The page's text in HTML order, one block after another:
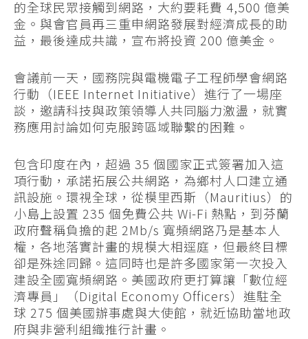
的全球民眾接觸到網路，大約要耗費 4,500 億美
金。與會官員再三重申網路發展對經濟成長的助
益，最後達成共識，宣布將投資 200 億美金。
會議前一天，國務院與電機電子工程師學會網路
行動（IEEE Internet Initiative）進行了一場座
談，邀請科技與政策領導人共同腦力激盪，就實
務應用討論如何克服跨區域聯繫的困難。
包含印度在內，超過 35 個國家正式簽署加入這
項行動，承諾拓展公共網路，為鄉村人口建立通
訊設施。環視全球，從模里西斯（Mauritius）的
小島上設置 235 個免費公共 Wi-Fi 熱點，到芬蘭
政府聲稱負擔的起 2Mb/s 寬頻網路乃是基本人
權，各地落實計畫的規模大相逕庭，但最終目標
卻是殊途同歸。這同時也是許多國家第一次投入
建設全國寬頻網路。美國政府更打算讓「數位經
濟專員」（Digital Economy Officers）進駐全
球 275 個美國辦事處與大使館，就近協助當地政
府與非營利組織推行計畫。